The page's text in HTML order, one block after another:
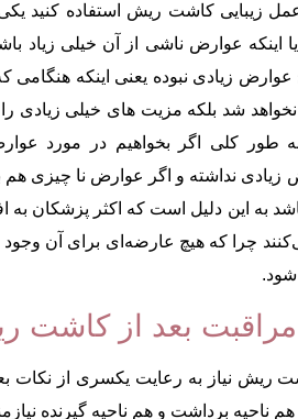
کاشت مو
جراحی
عوارض
کاشت مو
زیبایی کاشت ریش استفاده کنید
اینکه عوارض ناشی از آن خیلی زیاد
زیادی نبوده یعنی اینکه هنگامی
شد بلکه مزیت های خیلی زیادی
طور کلی اگر بخواهیم در مورد
نداشته و اگر عوارض نا چیزی هم
به این دلیل است که اکثر پزشکان به
چرا که هیچ عارضه‌ای برای آن وجود
شود.
مراقبت بعد از
ریش نیاز به رعایت یکسری از نکات